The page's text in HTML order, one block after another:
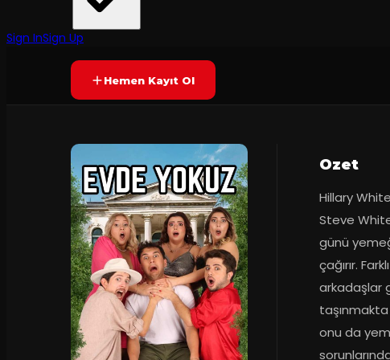
Sign InSign UpYAKINDA
Hemen Kayıt Ol
Ozet
Hillary
Steve
günü
çağırır.
arkadaşlar
taşınmakta
onu da